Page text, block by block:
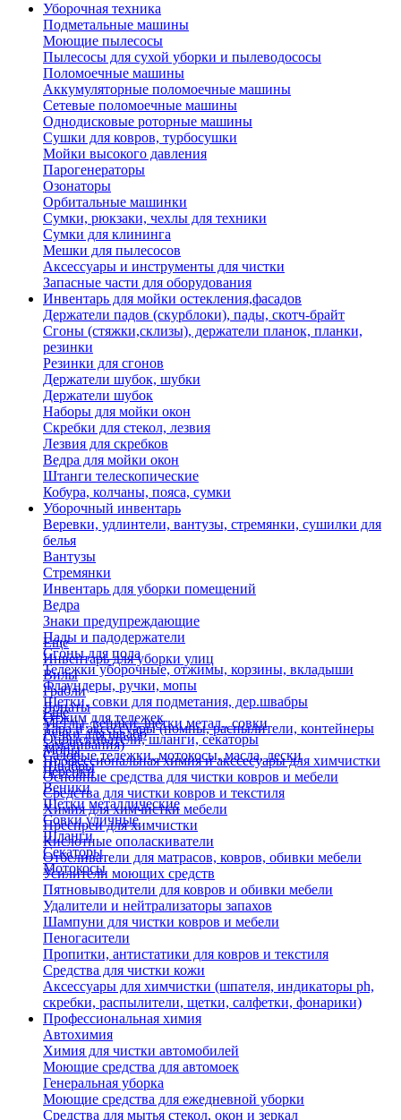
Уборочная техника
Подметальные машины
Моющие пылесосы
Пылесосы для сухой уборки и пылеводососы
Поломоечные машины
Аккумуляторные поломоечные машины
Сетевые поломоечные машины
Однодисковые роторные машины
Сушки для ковров, турбосушки
Мойки высокого давления
Парогенераторы
Озонаторы
Орбитальные машинки
Сумки, рюкзаки, чехлы для техники
Сумки для клининга
Мешки для пылесосов
Аксессуары и инструменты для чистки
Запасные части для оборудования
Инвентарь для мойки остекления,фасадов
Держатели падов (скурблоки), пады, скотч-брайт
Сгоны (стяжки,склизы), держатели планок, планки,
резинки
Резинки для сгонов
Держатели шубок, шубки
Держатели шубок
Наборы для мойки окон
Скребки для стекол, лезвия
Лезвия для скребков
Ведра для мойки окон
Штанги телескопические
Кобура, колчаны, пояса, сумки
Уборочный инвентарь
Веревки, удлинтели, вантузы, стремянки, сушилки для
белья
Вантузы
Стремянки
Инвентарь для уборки помещений
Ведра
Знаки предупреждающие
Пады и падодержатели
Сгоны для пола
Тележки уборочные, отжимы, корзины, вкладыши
Флаундеры, ручки, мопы
Щетки, совки для подметания, дер.швабры
Отжим для тележек
Ручки для швабр
Мопы
Швабры
Еще
Инвентарь для уборки улиц
Вилы
Грабли
Лопаты
Метлы, веники, щетки метал., совки
Опрыскиватели, шланги, секаторы
Садовые тележки, мотокосы, масла, лески
Черенки
Веники
Щетки металлические
Совки уличные
Шланги
Секаторы
Мотокосы
Еще
Тара и аксессуары (помпы, распылители, контейнеры
замачивания)
Профессиональная химия и акссесуары для химчистки
Основные средства для чистки ковров и мебели
Средства для чистки ковров и текстиля
Химия для химчистки мебели
Преспреи для химчистки
Кислотные ополаскиватели
Отбеливатели для матрасов, ковров, обивки мебели
Усилители моющих средств
Пятновыводители для ковров и обивки мебели
Удалители и нейтрализаторы запахов
Шампуни для чистки ковров и мебели
Пеногасители
Пропитки, антистатики для ковров и текстиля
Средства для чистки кожи
Аксессуары для химчистки (шпателя, индикаторы ph,
скребки, распылители, щетки, салфетки, фонарики)
Профессиональная химия
Автохимия
Химия для чистки автомобилей
Моющие средства для автомоек
Генеральная уборка
Моющие средства для ежедневной уборки
Средства для мытья стекол, окон и зеркал